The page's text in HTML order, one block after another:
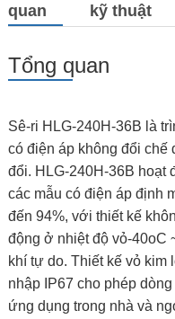
quan
kỹ thuật
Tổng quan
Sê-ri HLG-240H-36B là
có điện áp không đổi chế
đổi. HLG-240H-36B hoạt
các mẫu có điện áp định
đến 94%, với thiết kế
động ở nhiệt độ vỏ-40oC
khí tự do. Thiết kế vỏ kim
nhập IP67 cho phép
ứng dụng trong nhà và